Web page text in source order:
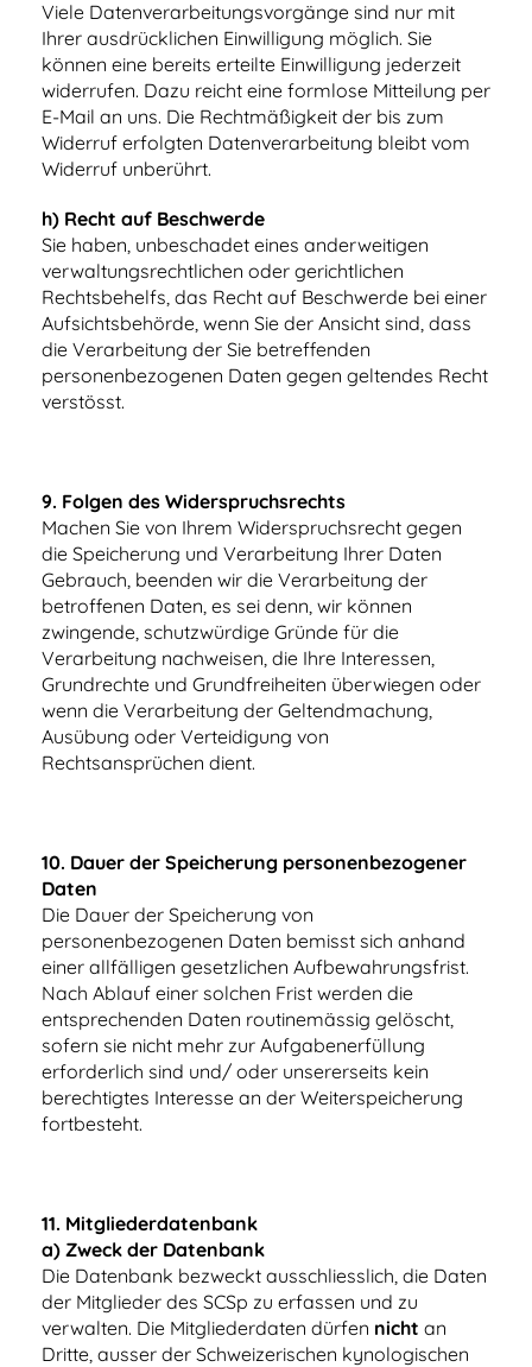
Viele Datenverarbeitungsvorgänge sind nur mit
Ihrer ausdrücklichen Einwilligung möglich. Sie
können eine bereits erteilte Einwilligung jederzeit
widerrufen. Dazu reicht eine formlose Mitteilung per
E-Mail an uns. Die Rechtmäßigkeit der bis zum
Widerruf erfolgten Datenverarbeitung bleibt vom
Widerruf unberührt.
h) Recht auf Beschwerde
Sie haben, unbeschadet eines anderweitigen
verwaltungsrechtlichen oder gerichtlichen
Rechtsbehelfs, das Recht auf Beschwerde bei einer
Aufsichtsbehörde, wenn Sie der Ansicht sind, dass
die Verarbeitung der Sie betreffenden
personenbezogenen Daten gegen geltendes Recht
verstösst.
9. Folgen des Widerspruchsrechts
Machen Sie von Ihrem Widerspruchsrecht gegen
die Speicherung und Verarbeitung Ihrer Daten
Gebrauch, beenden wir die Verarbeitung der
betroffenen Daten, es sei denn, wir können
zwingende, schutzwürdige Gründe für die
Verarbeitung nachweisen, die Ihre Interessen,
Grundrechte und Grundfreiheiten überwiegen oder
wenn die Verarbeitung der Geltendmachung,
Ausübung oder Verteidigung von
Rechtsansprüchen dient.
10. Dauer der Speicherung personenbezogener
Daten
Die Dauer der Speicherung von
personenbezogenen Daten bemisst sich anhand
einer allfälligen gesetzlichen Aufbewahrungsfrist.
Nach Ablauf einer solchen Frist werden die
entsprechenden Daten routinemässig gelöscht,
sofern sie nicht mehr zur Aufgabenerfüllung
erforderlich sind und/ oder unsererseits kein
berechtigtes Interesse an der Weiterspeicherung
fortbesteht.
11. Mitgliederdatenbank
a) Zweck der Datenbank
Die Datenbank bezweckt ausschliesslich, die Daten
der Mitglieder des SCSp zu erfassen und zu
verwalten. Die Mitgliederdaten dürfen nicht an
Dritte, ausser der Schweizerischen kynologischen